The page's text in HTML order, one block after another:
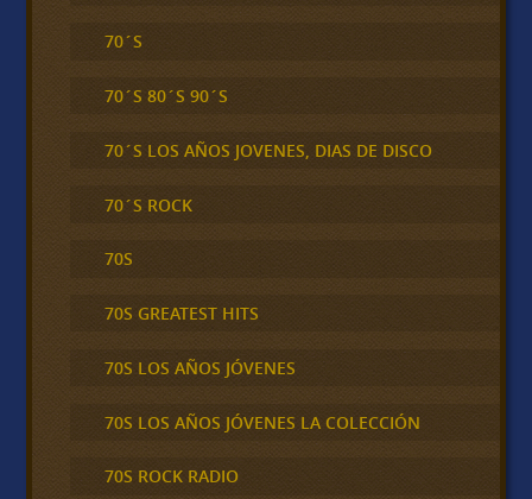
70´S
70´S 80´S 90´S
70´S LOS AÑOS JOVENES, DIAS DE DISCO
70´S ROCK
70S
70S GREATEST HITS
70S LOS AÑOS JÓVENES
70S LOS AÑOS JÓVENES LA COLECCIÓN
70S ROCK RADIO